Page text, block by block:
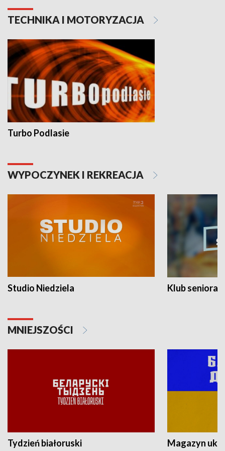
TECHNIKA I MOTORYZACJA
Turbo Podlasie
WYPOCZYNEK I REKREACJA
Studio Niedziela Klub seniora
MNIEJSZOŚCI
Tydzień białoruski Magazyn